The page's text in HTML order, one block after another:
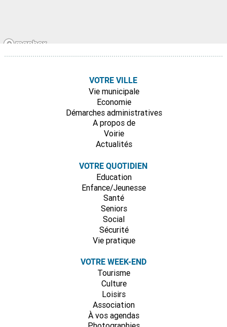
VOTRE VILLE
Vie municipale
Economie
Démarches administratives
A propos de
Voirie
Actualités
VOTRE QUOTIDIEN
Education
Enfance/Jeunesse
Santé
Seniors
Social
Sécurité
Vie pratique
VOTRE WEEK-END
Tourisme
Culture
Loisirs
Association
À vos agendas